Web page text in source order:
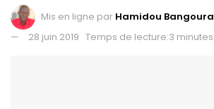
Mis en ligne par Hamidou Bangoura
28 juin 2019 Temps de lecture:3 minutes